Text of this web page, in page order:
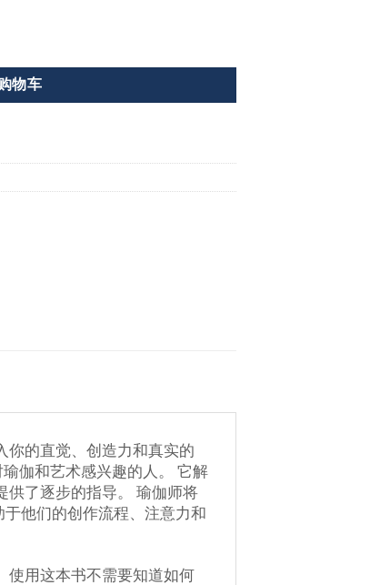
物车
你的直觉、创造力和真实的
伽和艺术感兴趣的人。 它解
供了逐步的指导。 瑜伽师将
他们的创作流程、注意力和
使用这本书不需要知道如何